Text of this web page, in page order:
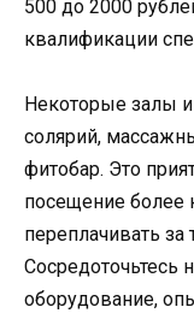
500 до 2000
квалификации
Некоторые залы
солярий,
фитобар. Это
посещение более
переплачивать за
Сосредоточьтесь
оборудование,